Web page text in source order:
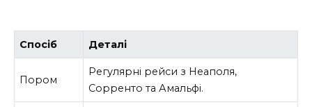
Спосіб Деталі
Пором
Регулярні рейси з Неаполя,
Сорренто та Амальфі.